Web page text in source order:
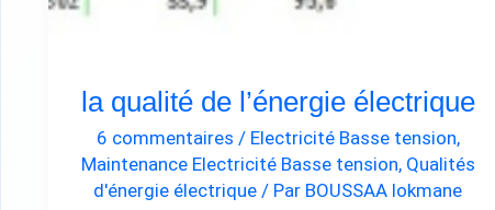
la qualité de l’énergie électrique
6 commentaires / Electricité Basse tension,
Maintenance Electricité Basse tension, Qualités
d'énergie électrique / Par BOUSSAA lokmane